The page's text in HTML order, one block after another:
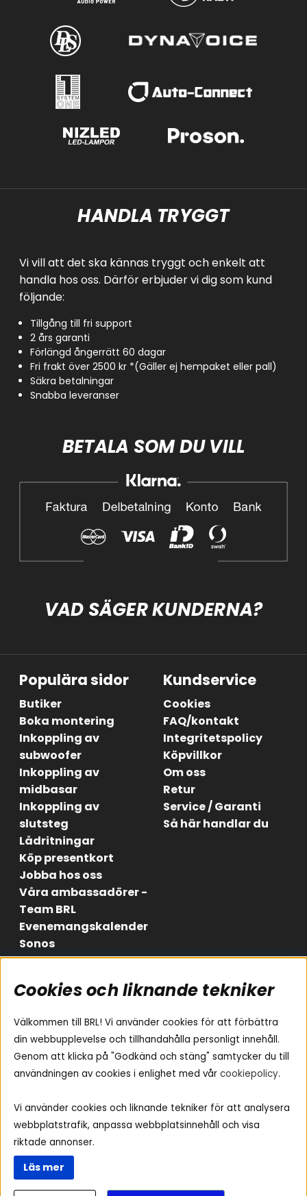
HANDLA TRYGGT
Vi vill att det ska kännas tryggt och enkelt att
handla hos oss. Därför erbjuder vi dig som kund
följande:
Tillgång till fri support
2 års garanti
Förlängd ångerrätt 60 dagar
Fri frakt över 2500 kr *(Gäller ej hempaket eller pall)
Säkra betalningar
Snabba leveranser
BETALA SOM DU VILL
VAD SÄGER KUNDERNA?
Populära sidor
Butiker
Boka montering
Inkoppling av
subwoofer
Inkoppling av
midbasar
Inkoppling av
slutsteg
Lådritningar
Köp presentkort
Jobba hos oss
Våra ambassadörer -
Team BRL
Evenemangskalender
Sonos
Kundservice
Cookies
FAQ/kontakt
Integritetspolicy
Köpvillkor
Om oss
Retur
Service / Garanti
Så här handlar du
Områden
Billjud
Hemmaljud
Medarbetare
Vad passar i min bil
Yamaha Musiccast
Ljud till A-traktorn
Ljud till båten
Ljud till lastbil
Ljus till A-traktorn
Visselblåsning
Följ oss
Instagram
Facebook
Youtube
Cookies och liknande tekniker
Välkommen till BRL! Vi använder cookies för att förbättra
din webbupplevelse och tillhandahålla personligt innehåll.
Genom att klicka på "Godkänd och stäng" samtycker du till
användningen av cookies i enlighet med vår cookiepolicy.
Vi använder cookies och liknande tekniker för att analysera
webbplatstrafik, anpassa webbplatsinnehåll och visa
riktade annonser.
Läs mer